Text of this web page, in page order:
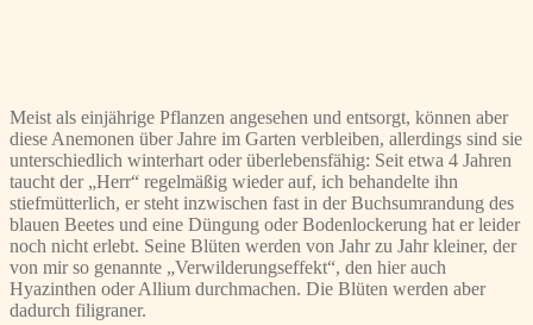
Meist als einjährige Pflanzen angesehen und entsorgt, können aber
diese Anemonen über Jahre im Garten verbleiben, allerdings sind sie
unterschiedlich winterhart oder überlebensfähig: Seit etwa 4 Jahren
taucht der „Herr“ regelmäßig wieder auf, ich behandelte ihn
stiefmütterlich, er steht inzwischen fast in der Buchsumrandung des
blauen Beetes und eine Düngung oder Bodenlockerung hat er leider
noch nicht erlebt. Seine Blüten werden von Jahr zu Jahr kleiner, der
von mir so genannte „Verwilderungseffekt“, den hier auch
Hyazinthen oder Allium durchmachen. Die Blüten werden aber
dadurch filigraner.